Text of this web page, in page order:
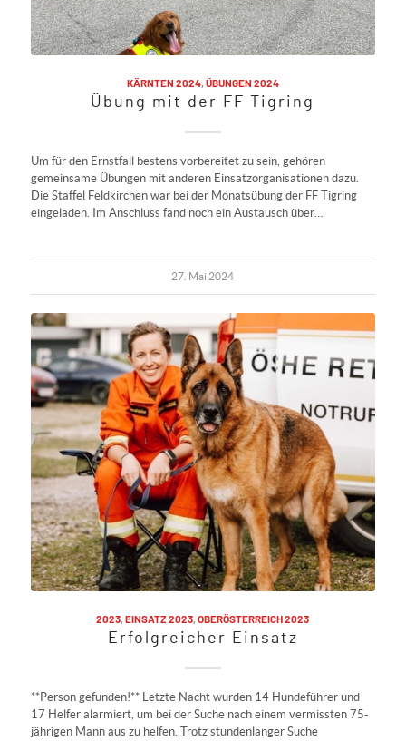
KÄRNTEN 2024, ÜBUNGEN 2024
Übung mit der FF Tigring
Um für den Ernstfall bestens vorbereitet zu sein, gehören
gemeinsame Übungen mit anderen Einsatzorganisationen dazu.
Die Staffel Feldkirchen war bei der Monatsübung der FF Tigring
eingeladen. Im Anschluss fand noch ein Austausch über…
27. Mai 2024
2023,EINSATZ 2023,OBERÖSTERREICH 2023
Erfolgreicher Einsatz
**Person gefunden!** Letzte Nacht wurden 14 Hundeführer und
17 Helfer alarmiert, um bei der Suche nach einem vermissten 75-
jährigen Mann aus zu helfen. Trotz stundenlanger Suche